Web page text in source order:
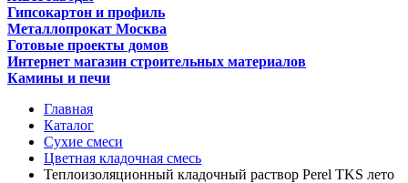
Гипсокартон и профиль
Металлопрокат Москва
Готовые проекты домов
Интернет магазин строительных материалов
Камины и печи
Главная
Каталог
Сухие смеси
Цветная кладочная смесь
Теплоизоляционный кладочный раствор Perel TKS лето